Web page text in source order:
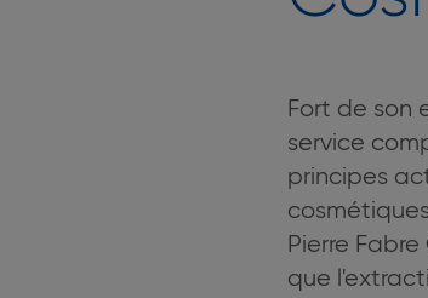
Fort de son
service
principes
Pierre
que